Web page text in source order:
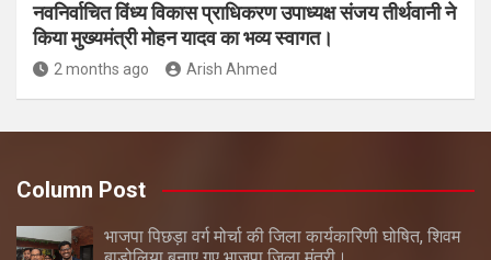
नवनिर्वाचित विंध्य विकास प्राधिकरण उपाध्यक्ष संजय तीर्थवानी ने
किया मुख्यमंत्री मोहन यादव का भव्य स्वागत।
2 months ago Arish Ahmed
Column Post
भाजपा पिछड़ा वर्ग मोर्चा की जिला कार्यकारिणी घोषित, शिवम